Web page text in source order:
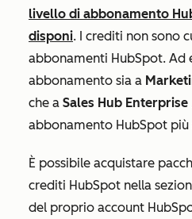
livello di abbonamento
disponi. I crediti non sono
abbonamenti HubSpot. Ad
abbonamento sia a
che a Sales Hub Enterprise
abbonamento HubSpot più
È possibile acquistare
crediti HubSpot nella
del proprio account